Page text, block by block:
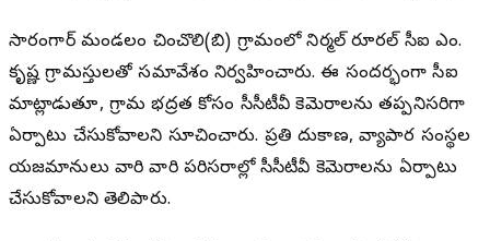
సారంగాపూర్ మండలం చించొలి(బి) గ్రామంలో నిర్మల్ రూరల్ సీఐ ఎం.
కృష్ణ గ్రామస్తులతో సమావేశం నిర్వహించారు. ఈ సందర్భంగా సీఐ
మాట్లాడుతూ, గ్రామ భద్రత కోసం సీసీటీవీ కెమెరాలను తప్పనిసరిగా
ఏర్పాటు చేసుకోవాలని సూచించారు. ప్రతి దుకాణ, వ్యాపార సంస్థల
యజమానులు వారి వారి పరిసరాల్లో సీసీటీవీ కెమెరాలను ఏర్పాటు
చేసుకోవాలని తెలిపారు.